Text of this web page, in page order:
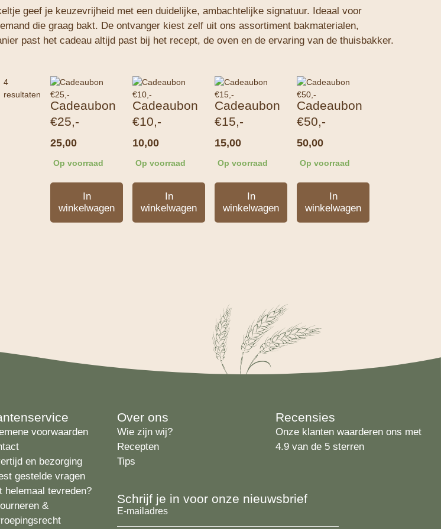
geef je keuzevrijheid met een duidelijke, ambachtelijke signatuur. Ideaal voor
die graag bakt. De ontvanger kiest zelf uit ons assortiment bakmaterialen,
past het cadeau altijd past bij het recept, de oven en de ervaring van de thuisbakker.
4
resultaten
Cadeaubon
€25,-
25,00
Op voorraad
In
winkelwagen
Cadeaubon
€10,-
10,00
Op voorraad
In
winkelwagen
Cadeaubon
€15,-
15,00
Op voorraad
In
winkelwagen
Cadeaubon
€50,-
50,00
Op voorraad
In
winkelwagen
voorwaarden
en bezorging
gestelde vragen
helemaal tevreden?
&
Over ons
Wie zijn wij?
Recepten
Tips
Recensies
Onze klanten waarderen ons met
4.9 van de 5 sterren
Schrijf je in voor onze nieuwsbrief
E-
mailadres